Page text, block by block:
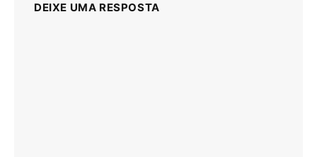
DEIXE UMA RESPOSTA